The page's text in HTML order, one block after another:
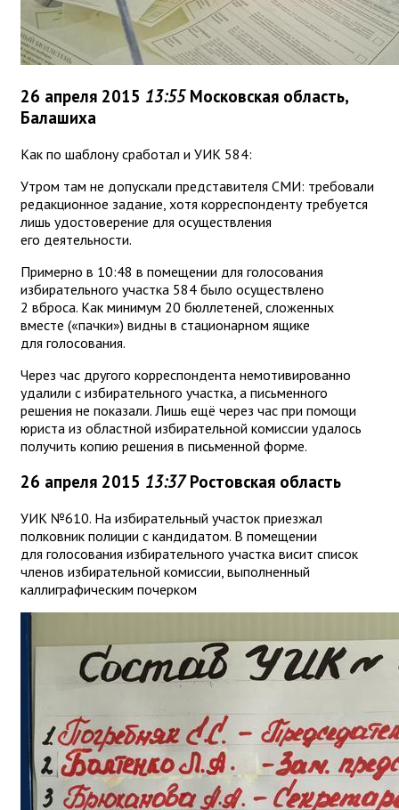
26 апреля 2015 13:55Московская область,
Балашиха
Как по шаблону сработал и УИК 584:
Утром там не допускали представителя СМИ: требовали
редакционное задание, хотя корреспонденту требуется
лишь удостоверение для осуществления
его деятельности.
Примерно в 10:48 в помещении для голосования
избирательного участка 584 было осуществлено
2 вброса. Как минимум 20 бюллетеней, сложенных
вместе («пачки») видны в стационарном ящике
для голосования.
Через час другого корреспондента немотивированно
удалили с избирательного участка, а письменного
решения не показали. Лишь ещё через час при помощи
юриста из областной избирательной комиссии удалось
получить копию решения в письменной форме.
26 апреля 2015 13:37Ростовская область
УИК №610. На избирательный участок приезжал
полковник полиции с кандидатом. В помещении
для голосования избирательного участка висит список
членов избирательной комиссии, выполненный
каллиграфическим почерком